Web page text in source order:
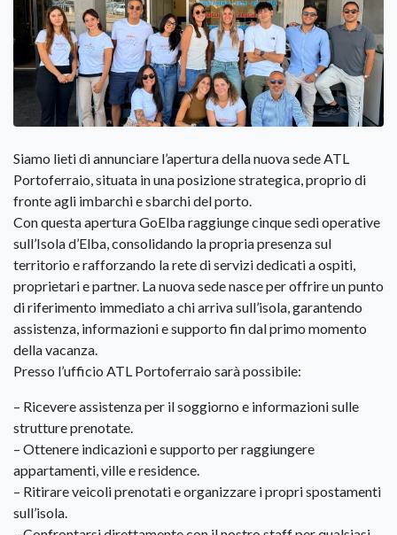
Siamo lieti di annunciare l’apertura della nuova sede ATL
Portoferraio, situata in una posizione strategica, proprio di
fronte agli imbarchi e sbarchi del porto.
Con questa apertura GoElba raggiunge cinque sedi operative
sull’Isola d’Elba, consolidando la propria presenza sul
territorio e rafforzando la rete di servizi dedicati a ospiti,
proprietari e partner. La nuova sede nasce per offrire un punto
di riferimento immediato a chi arriva sull’isola, garantendo
assistenza, informazioni e supporto fin dal primo momento
della vacanza.
Presso l’ufficio ATL Portoferraio sarà possibile:
– Ricevere assistenza per il soggiorno e informazioni sulle
strutture prenotate.
– Ottenere indicazioni e supporto per raggiungere
appartamenti, ville e residence.
– Ritirare veicoli prenotati e organizzare i propri spostamenti
sull’isola.